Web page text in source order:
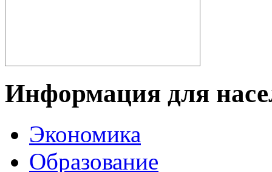
Информация для
Экономика
Образование